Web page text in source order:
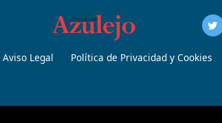
Aviso Legal Política de Privacidad y Cookies